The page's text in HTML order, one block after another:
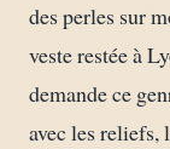
des perles sur
veste restée à
demande ce
avec les reliefs,